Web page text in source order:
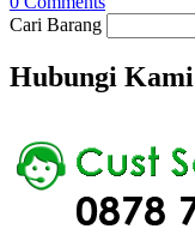
Cari Barang
Hubungi Kami